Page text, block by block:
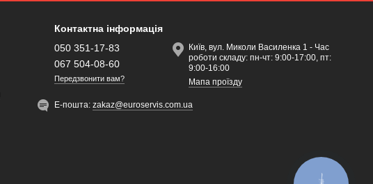
Контактна інформація
050 351-17-83
067 504-08-60
Передзвонити вам?
Київ, вул. Миколи Василенка 1 - Час
роботи складу: пн-чт: 9:00-17:00, пт:
9:00-16:00
Мапа проїзду
Е-пошта:zakaz@euroservis.com.ua
КНОПКА